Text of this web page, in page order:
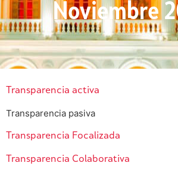
Noviembre
Transparencia activa
Transparencia pasiva
Transparencia Focalizada
Transparencia Colaborativa